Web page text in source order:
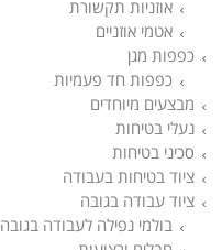
אוזניות תקשורת
אטמי אוזניים
כפפות מגן
כפפות חד פעמיות
מבצעים מיוחדים
נעלי בטיחות
סכיני בטיחות
ציוד בטיחות בעבודה
ציוד עבודה בגובה
בולמי נפילה לעבודה בגובה